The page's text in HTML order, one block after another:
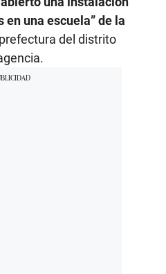
una escuela” de la
del distrito